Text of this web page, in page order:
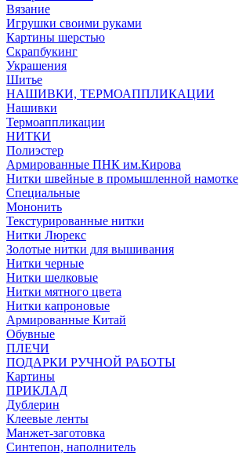
Вязание
Игрушки своими руками
Картины шерстью
Скрапбукинг
Украшения
Шитье
НАШИВКИ, ТЕРМОАППЛИКАЦИИ
Нашивки
Термоаппликации
НИТКИ
Полиэстер
Армированные ПНК им.Кирова
Нитки швейные в промышленной намотке
Специальные
Мононить
Текстурированные нитки
Нитки Люрекс
Золотые нитки для вышивания
Нитки черные
Нитки шелковые
Нитки мятного цвета
Нитки капроновые
Армированные Китай
Обувные
ПЛЕЧИ
ПОДАРКИ РУЧНОЙ РАБОТЫ
Картины
ПРИКЛАД
Дублерин
Клеевые ленты
Манжет-заготовка
Синтепон, наполнитель